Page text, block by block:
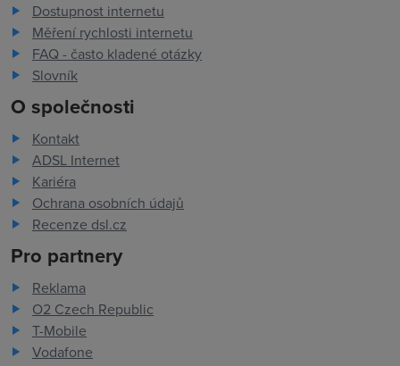
Dostupnost internetu
Měření rychlosti internetu
FAQ - často kladené otázky
Slovník
O společnosti
Kontakt
ADSL Internet
Kariéra
Ochrana osobních údajů
Recenze dsl.cz
Pro partnery
Reklama
O2 Czech Republic
T-Mobile
Vodafone